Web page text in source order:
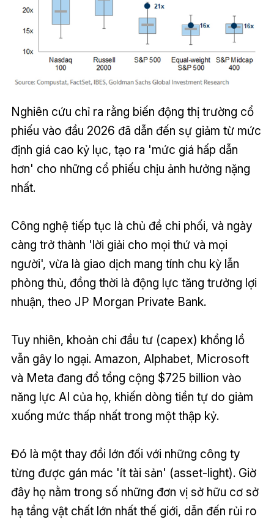
Nghiên cứu chỉ ra rằng biến động thị trường cổ
phiếu vào đầu 2026 đã dẫn đến sự giảm từ mức
định giá cao kỷ lục, tạo ra 'mức giá hấp dẫn
hơn' cho những cổ phiếu chịu ảnh hưởng nặng
nhất.
Công nghệ tiếp tục là chủ đề chi phối, và ngày
càng trở thành 'lời giải cho mọi thứ và mọi
người', vừa là giao dịch mang tính chu kỳ lẫn
phòng thủ, đồng thời là động lực tăng trưởng lợi
nhuận, theo JP Morgan Private Bank.
Tuy nhiên, khoản chi đầu tư (capex) khổng lồ
vẫn gây lo ngại. Amazon, Alphabet, Microsoft
và Meta đang đổ tổng cộng $725 billion vào
năng lực AI của họ, khiến dòng tiền tự do giảm
xuống mức thấp nhất trong một thập kỷ.
Đó là một thay đổi lớn đối với những công ty
từng được gán mác 'ít tài sản' (asset-light). Giờ
đây họ nằm trong số những đơn vị sở hữu cơ sở
hạ tầng vật chất lớn nhất thế giới, dẫn đến rủi ro